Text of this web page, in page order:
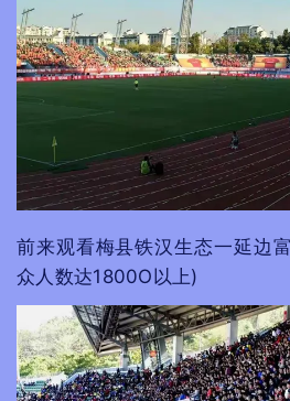
前来观看梅县铁汉生态一延边
众人数达1800O以上)